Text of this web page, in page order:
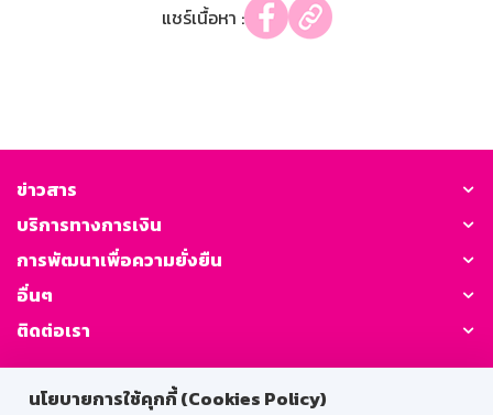
นโยบายการใช้คุกกี้ (Cookies Policy)
แชร์เนื้อหา :
ข่าวสาร
บริการทางการเงิน
การพัฒนาเพื่อความยั่งยืน
อื่นๆ
ติดต่อเรา
GSB Society: